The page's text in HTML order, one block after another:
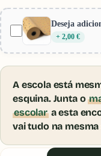
Deseja
+ 2,00 €
A escola está
esquina. Junta o
escolara esta
vai tudo na mesma